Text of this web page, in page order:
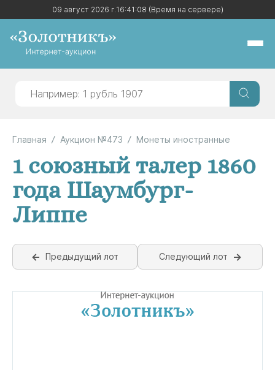
09 август 2026 г.16:41:08 (Время на сервере)
09 август 2026 г.16:41:08 (Время на сервере)
Главная Аукцион №473 Монеты иностранные
1 союзный талер 1860
года Шаумбург-
Липпе
Предыдущий лот Следующий лот